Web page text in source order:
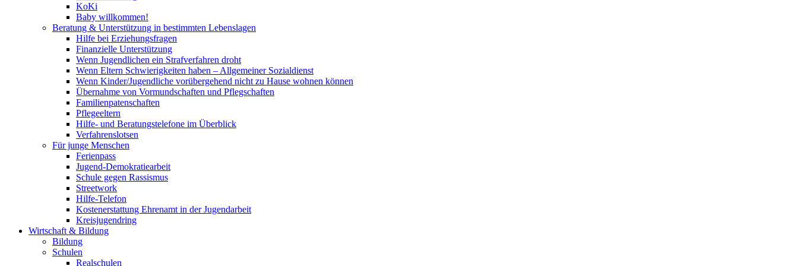
KoKi
Baby willkommen!
Beratung & Unterstützung in bestimmten Lebenslagen
Hilfe bei Erziehungsfragen
Finanzielle Unterstützung
Wenn Jugendlichen ein Strafverfahren droht
Wenn Eltern Schwierigkeiten haben – Allgemeiner Sozialdienst
Wenn Kinder/Jugendliche vorübergehend nicht zu Hause wohnen können
Übernahme von Vormundschaften und Pflegschaften
Familienpatenschaften
Pflegeeltern
Hilfe- und Beratungstelefone im Überblick
Verfahrenslotsen
Für junge Menschen
Ferienpass
Jugend-Demokratiearbeit
Schule gegen Rassismus
Streetwork
Hilfe-Telefon
Kostenerstattung Ehrenamt in der Jugendarbeit
Kreisjugendring
Wirtschaft & Bildung
Bildung
Schulen
Realschulen